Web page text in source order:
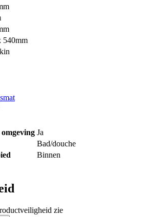
540mm
Ja
Bad/douche
Binnen
zie